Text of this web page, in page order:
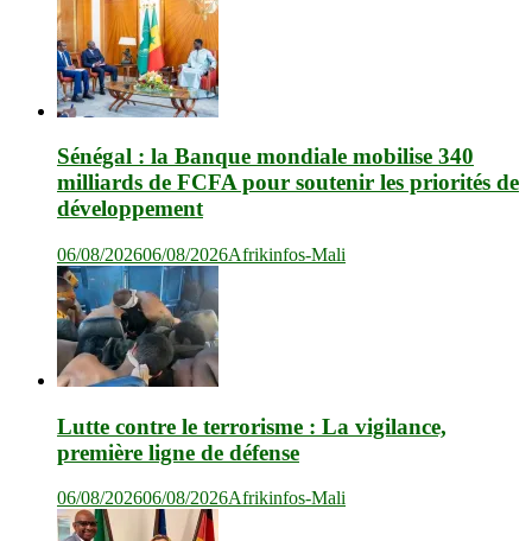
Sénégal : la Banque mondiale mobilise 340
milliards de FCFA pour soutenir les priorités de
développement
06/08/202606/08/2026Afrikinfos-Mali
Lutte contre le terrorisme : La vigilance,
première ligne de défense
06/08/202606/08/2026Afrikinfos-Mali